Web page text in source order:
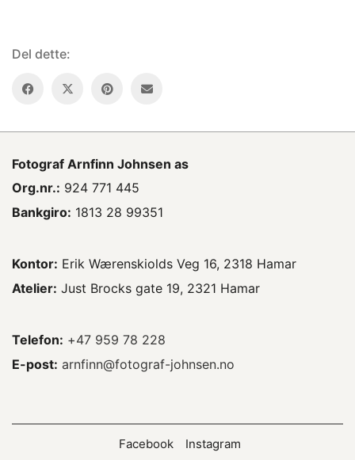
Del dette:
Fotograf Arnfinn Johnsen as
Org.nr.: 924 771 445
Bankgiro: 1813 28 99351
Kontor: Erik Wærenskiolds Veg 16, 2318 Hamar
Atelier: Just Brocks gate 19, 2321 Hamar
Telefon: +47 959 78 228
E-post: arnfinn@fotograf-johnsen.no
Facebook Instagram